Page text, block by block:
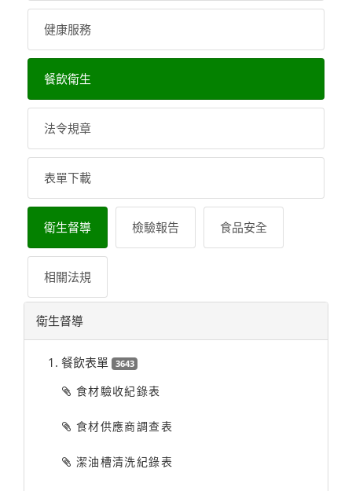
健康服務
餐飲衛生
法令規章
表單下載
衛生督導 檢驗報告 食品安全
相關法規
衛生督導
1. 餐飲表單 3643
食材驗收紀錄表
食材供應商調查表
潔油槽清洗紀錄表